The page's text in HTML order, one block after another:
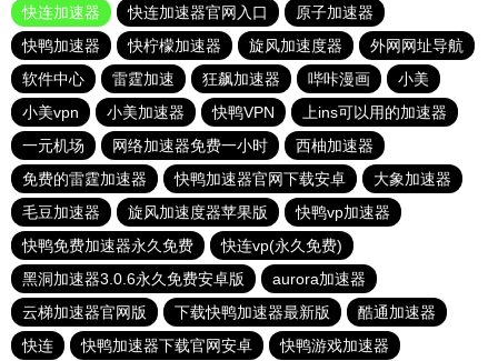
快连加速器
快连加速器官网入口
原子加速器
快鸭加速器
快柠檬加速器 旋风加速度器
外网网址导航
软件中心
雷霆加速 狂飙加速器 哔咔漫画
小美
小美vpn
小美加速器 快鸭VPN
上ins可以用的加速器
一元机场
网络加速器免费一小时
西柚加速器
免费的雷霆加速器
快鸭加速器官网下载安卓
大象加速器
毛豆加速器
旋风加速度器苹果版
快鸭vp加速器
快鸭免费加速器永久免费
快连vp(永久免费)
黑洞加速器3.0.6永久免费安卓版
aurora加速器
云梯加速器官网版
下载快鸭加速器最新版
酷通加速器
快连
快鸭加速器下载官网安卓
快鸭游戏加速器